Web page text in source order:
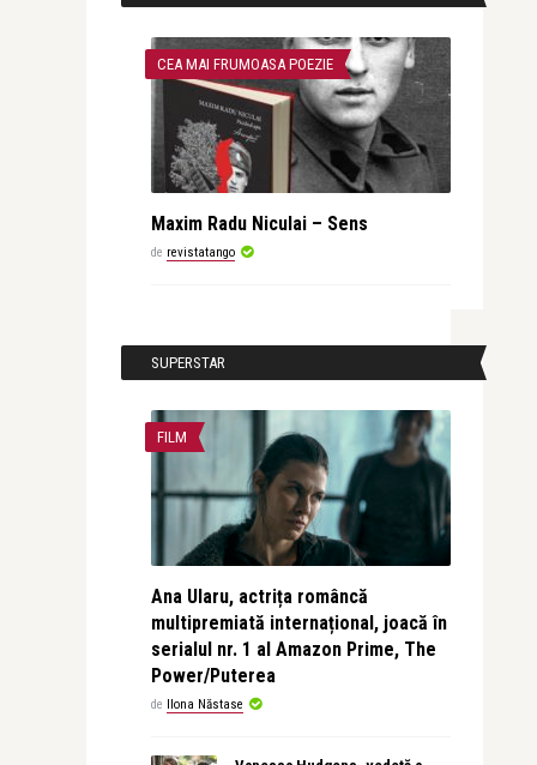
CEA MAI FRUMOASA POEZIE
Maxim Radu Niculai – Sens
de revistatango
SUPERSTAR
FILM
Ana Ularu, actrița româncă
multipremiată internațional, joacă în
serialul nr. 1 al Amazon Prime, The
Power/Puterea
de Ilona Năstase